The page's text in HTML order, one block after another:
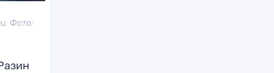
Фото: